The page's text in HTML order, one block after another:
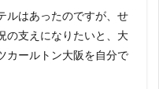
ルはあったのですが、せ
の支えになりたいと、大
カールトン大阪を自分で